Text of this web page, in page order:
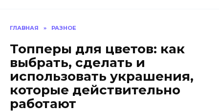
ГЛАВНАЯ » РАЗНОЕ
Топперы для цветов: как
выбрать, сделать и
использовать украшения,
которые действительно
работают